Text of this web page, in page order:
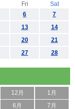
Fri
Sat
6
7
13
14
20
21
27 28
12月
1月
6月 7月